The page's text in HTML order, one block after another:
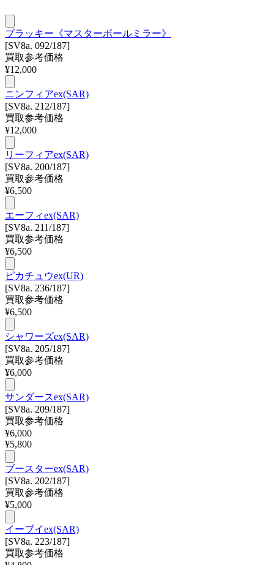
ブラッキー《マスターボールミラー》
[SV8a. 092/187]
買取参考価格
¥12,000
ニンフィアex(SAR)
[SV8a. 212/187]
買取参考価格
¥12,000
リーフィアex(SAR)
[SV8a. 200/187]
買取参考価格
¥6,500
エーフィex(SAR)
[SV8a. 211/187]
買取参考価格
¥6,500
ピカチュウex(UR)
[SV8a. 236/187]
買取参考価格
¥6,500
シャワーズex(SAR)
[SV8a. 205/187]
買取参考価格
¥6,000
サンダースex(SAR)
[SV8a. 209/187]
買取参考価格
¥6,000
¥5,800
ブースターex(SAR)
[SV8a. 202/187]
買取参考価格
¥5,000
イーブイex(SAR)
[SV8a. 223/187]
買取参考価格